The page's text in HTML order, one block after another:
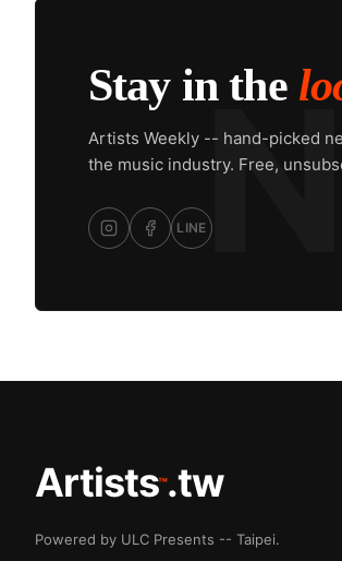
Stay in the
Artists Weekly -- hand-picked
the music industry. Free,
LINE
Artists™.tw
Powered by ULC Presents -- Taipei.